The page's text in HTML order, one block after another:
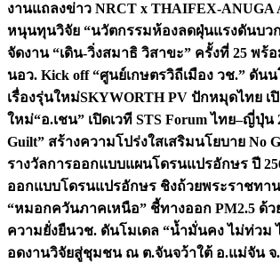
งานแถลงข่าว NRCT x THAIFEX-ANUGA
หนุนทุนวิจัย “นวัตกรรมห้องลดฝุ่นแรงดันบว
จัดงาน “เดิน-วิ่งสมาธิ วิสาขะ” ครั้งที่ 25 พ
นอว. Kick off “ศูนย์เกษตรวิถีเมือง วช.” ดัน
เรื่องรุ่นใหม่SKYWORTH PV ปักหมุดไทย
ใหม่“อ.เชน” เปิดเวที STS Forum ไทย–ญี่ปุ่
Guilt” สร้างความโปร่งใสเสริมนโยบาย No
รางวัลการออกแบบแผนโดรนแปรอักษร ปี
ออกแบบโดรนแปรอักษร ชิงถ้วยพระราชทา
“หมอกควันภาคเหนือ” ชี้ทางออก PM2.5 ด้ว
ความยั่งยืนวช. ดันโมเดล “น้ำมั่นคง ไม่ท่วม
อดงานวิจัยสู่ชุมชน ณ ต.จันจว้าใต้ อ.แม่จัน จ.